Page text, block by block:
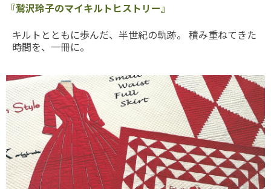
『鷲沢玲子のマイキルトヒストリー』
キルトとともに歩んだ、半世紀の軌跡。 積み重ねてきた
時間を、一冊に。